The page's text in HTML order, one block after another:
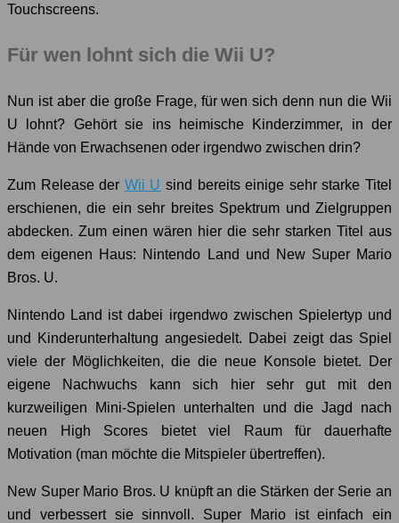
Touchscreens.
Für wen lohnt sich die Wii U?
Nun ist aber die große Frage, für wen sich denn nun die Wii
U lohnt? Gehört sie ins heimische Kinderzimmer, in der
Hände von Erwachsenen oder irgendwo zwischen drin?
Zum Release der Wii U sind bereits einige sehr starke Titel
erschienen, die ein sehr breites Spektrum und Zielgruppen
abdecken. Zum einen wären hier die sehr starken Titel aus
dem eigenen Haus: Nintendo Land und New Super Mario
Bros. U.
Nintendo Land ist dabei irgendwo zwischen Spielertyp und
und Kinderunterhaltung angesiedelt. Dabei zeigt das Spiel
viele der Möglichkeiten, die die neue Konsole bietet. Der
eigene Nachwuchs kann sich hier sehr gut mit den
kurzweiligen Mini-Spielen unterhalten und die Jagd nach
neuen High Scores bietet viel Raum für dauerhafte
Motivation (man möchte die Mitspieler übertreffen).
New Super Mario Bros. U knüpft an die Stärken der Serie an
und verbessert sie sinnvoll. Super Mario ist einfach ein